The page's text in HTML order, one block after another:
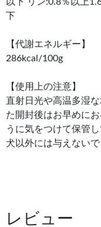
下
【代謝エネルギー】
286kcal/100g
【使用上の注意】
直射日光や高温多湿
た開封後はお早めに
うに気をつけて保管
犬以外には与えないで
レビュー